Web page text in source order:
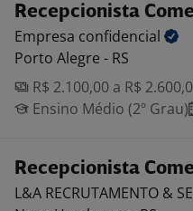
Recepcionista
Empresa confidencial
Porto Alegre - RS
R$ 2.100,00 a R$
Ensino Médio (2º Grau)
Recepcionista
L&A RECRUTAMENTO &